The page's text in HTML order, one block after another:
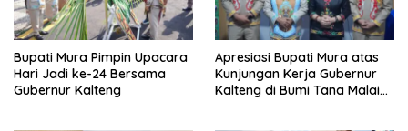
Bupati Mura Pimpin Upacara
Hari Jadi ke-24 Bersama
Gubernur Kalteng
Apresiasi Bupati Mura atas
Kunjungan Kerja Gubernur
Kalteng di Bumi Tana Malai